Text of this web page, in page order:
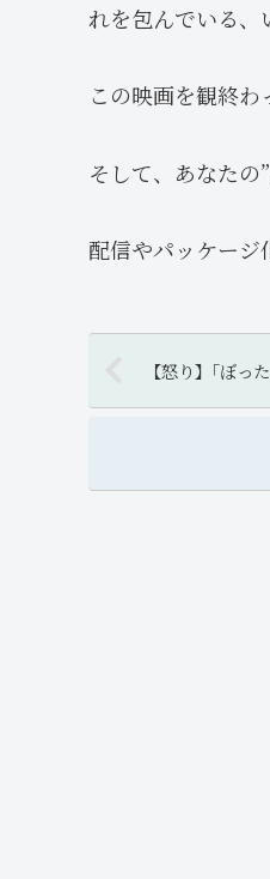
れを包んでいる、
この映画を観終
そして、あなたの
配信やパッケージ
【怒り】｢ぼ